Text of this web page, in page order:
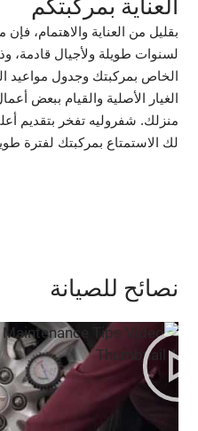
بقليل من العناية والاهتمام،
لسنوات طويلة ولأجيال قادمة،
الخاص بمركبتك وجدول مواعيد
الغيار الأصلية والقيام ببعض
منزلك. شفروليه تفخر بتقديم
لك الاستمتاع بمركبتك لفترة
نصائح للصيانة